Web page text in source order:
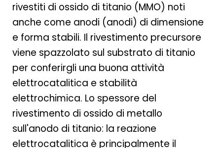
rivestiti di ossido di titanio (MMO) noti
anche come anodi (anodi) di dimensione
e forma stabili. Il rivestimento precursore
viene spazzolato sul substrato di titanio
per conferirgli una buona attività
elettrocatalitica e stabilità
elettrochimica. Lo spessore del
rivestimento di ossido di metallo
sull'anodo di titanio: la reazione
elettrocatalitica è principalmente il